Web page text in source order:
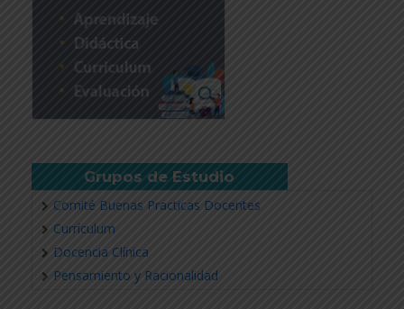
Grupos de Estudio
Comité Buenas Practicas Docentes
Currículum
Docencia Clínica
Pensamiento y Racionalidad